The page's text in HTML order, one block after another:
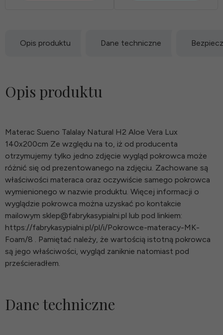
Opis produktu Dane techniczne
Opis produktu
Materac Sueno Talalay Natural H2 Aloe Vera Lux
140x200cm Ze względu na to, iż od producenta
otrzymujemy tylko jedno zdjęcie wygląd pokrowca może
różnić się od prezentowanego na zdjęciu. Zachowane są
właściwości materaca oraz oczywiście samego pokrowca
wymienionego w nazwie produktu. Więcej informacji o
wyglądzie pokrowca można uzyskać po kontakcie
mailowym sklep@fabrykasypialni.pl lub pod linkiem:
https://fabrykasypialni.pl/pl/i/Pokrowce-materacy-MK-
Foam/8 . Pamiętać należy, że wartością istotną pokrowca
są jego właściwości, wygląd zaniknie natomiast pod
prześcieradłem.
Dane techniczne